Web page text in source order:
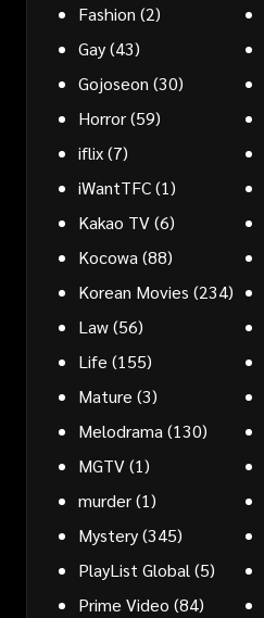
Fashion (2)
Gay(43)
Gojoseon (30)
Horror(59)
iflix(7)
iWantTFC(1)
Kakao TV(6)
Kocowa (88)
Korean Movies (234)
Law(56)
Life (155)
Mature (3)
Melodrama (130)
MGTV(1)
murder(1)
Mystery(345)
PlayList Global (5)
Prime Video (84)